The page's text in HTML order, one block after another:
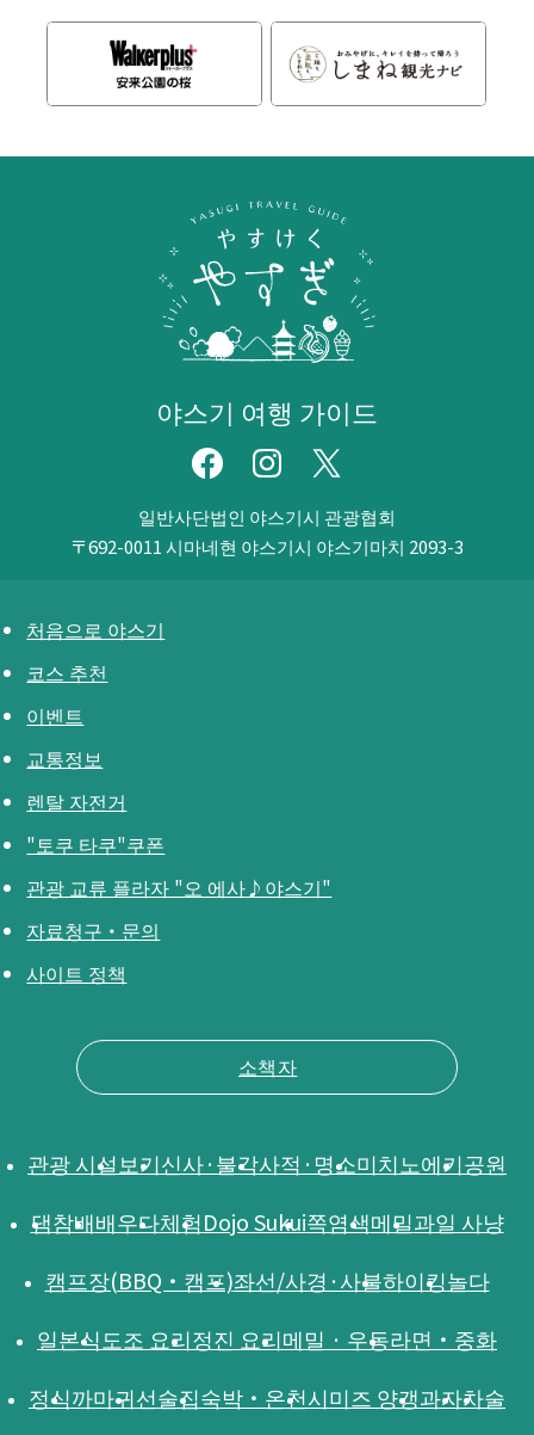
야스기 여행 가이드
일반사단법인 야스기시 관광협회
〒692-0011 시마네현 야스기시 야스기마치 2093-3
처음으로 야스기
코스 추천
이벤트
교통정보
렌탈 자전거
"토쿠 타쿠"쿠폰
관광 교류 플라자 "오 에사♪야스기"
자료청구・문의
사이트 정책
소책자
관광 시설보기신사·불각사적·명소미치노에키공원
댐참배배우다체험Dojo Sukui쪽염색메밀과일 사냥
캠프장(BBQ・캠프)좌선/사경·사불하이킹놀다
일본식도조 요리정진 요리메밀 · 우동라면・중화
정식까마귀선술집숙박・온천시미즈 양갱과자차술